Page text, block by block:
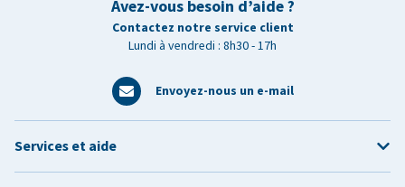
Avez-vous besoin d’aide ?
Contactez notre service client
Lundi à vendredi : 8h30 - 17h
Envoyez-nous un e-mail
Services et aide